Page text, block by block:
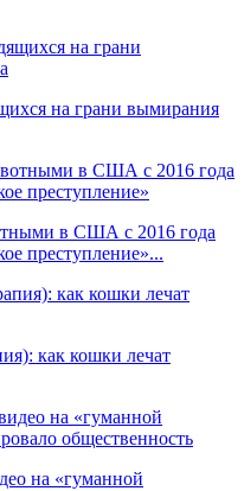
на грани вымирания
в США с 2016 года
преступление»...
как кошки лечат
на «гуманной